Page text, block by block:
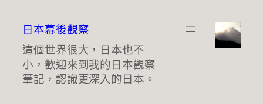
日本幕後觀察
這個世界很大，日本也不
小，歡迎來到我的日本觀察
筆記，認識更深入的日本。